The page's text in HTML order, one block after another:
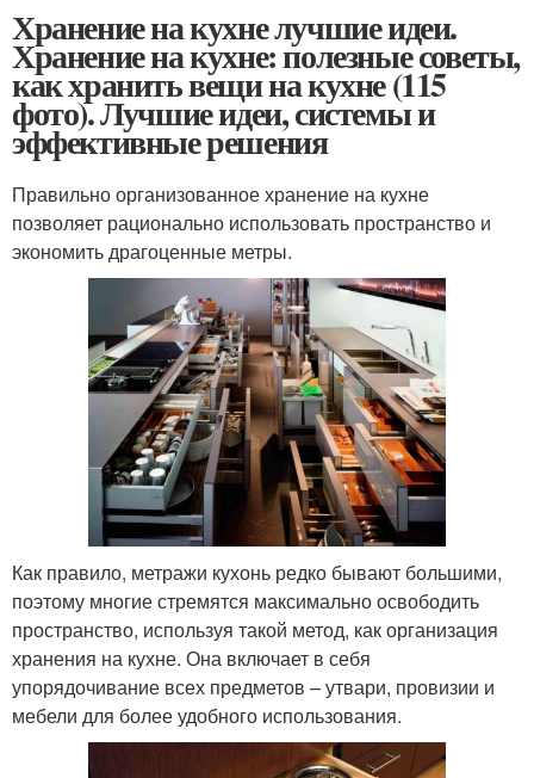
Хранение на кухне лучшие идеи.
Хранение на кухне: полезные советы,
как хранить вещи на кухне (115
фото). Лучшие идеи, системы и
эффективные решения
Правильно организованное хранение на кухне
позволяет рационально использовать пространство и
экономить драгоценные метры.
Как правило, метражи кухонь редко бывают большими,
поэтому многие стремятся максимально освободить
пространство, используя такой метод, как организация
хранения на кухне. Она включает в себя
упорядочивание всех предметов – утвари, провизии и
мебели для более удобного использования.